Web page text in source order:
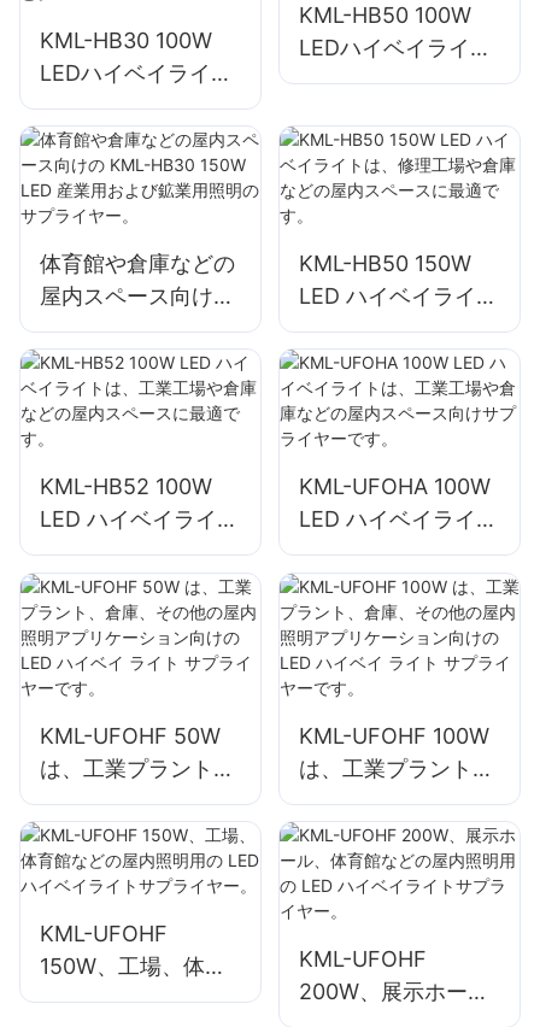
KML-HB30 100W
LEDハイベイライト
サプライヤー、屋内
スペース照明、工
場、倉庫など。
KML-HB50 100W
LEDハイベイライト
サプライヤー屋内ス
庫など。
体育館や倉庫などの
屋内スペース向けの
KML-HB30 150W
LED 産業用および鉱
業用照明のサプライ
ヤー。
KML-HB50 150W
LED ハイベイライト
は、修理工場や倉庫
などの屋内スペース
に最適です。
KML-HB52 100W
LED ハイベイライト
は、工業工場や倉庫
などの屋内スペース
に最適です。
KML-UFOHA 100W
LED ハイベイライト
は、工業工場や倉庫
などの屋内スペース
向けサプライヤーで
す。
KML-UFOHF 50W
は、工業プラント、
倉庫、その他の屋内
照明アプリケーショ
ン向けの LED ハイ
ベイ ライト サプラ
イヤーです。
KML-UFOHF 100W
は、工業プラント、
倉庫、その他の屋内
照明アプリケーショ
ン向けの LED ハイ
ベイ ライト サプラ
KML-UFOHF
150W、工場、体育
館などの屋内照明用
KML-UFOHF
200W、展示ホー